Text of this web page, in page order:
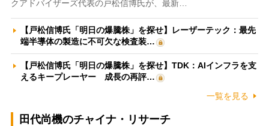
クアドバイザーズ代表の戸松信博氏が、最新…
【戸松信博氏「明日の爆騰株」を探せ】レーザーテック：最先
端半導体の製造に不可欠な検査装…
【戸松信博氏「明日の爆騰株」を探せ】TDK：AIインフラを支
えるキープレーヤー 成長の再評…
一覧を見る
田代尚機のチャイナ・リサーチ